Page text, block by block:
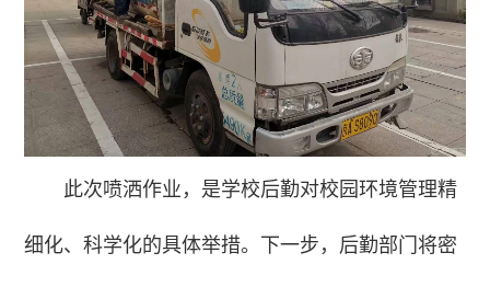
此次喷洒作业，是学校后勤对校园环境管理精
细化、科学化的具体举措。下一步，后勤部门将密